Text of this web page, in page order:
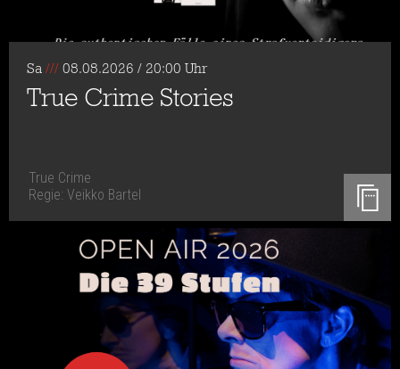
Sa /// 08.08.2026 / 20:00 Uhr
True Crime Stories
True Crime
Regie: Veikko Bartel